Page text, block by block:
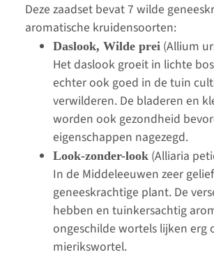
Deze zaadset bevat 7 wilde
aromatische kruidensoorten:
Daslook, Wilde prei (Allium
Het daslook groeit in lichte
echter ook goed in de tuin
verwilderen. De bladeren en
worden ook gezondheid
eigenschappen nagezegd.
Look-zonder-look (Alliaria
In de Middeleeuwen zeer
geneeskrachtige plant. De
hebben en tuinkersachtig
ongeschilde wortels lijken erg
mierikswortel.